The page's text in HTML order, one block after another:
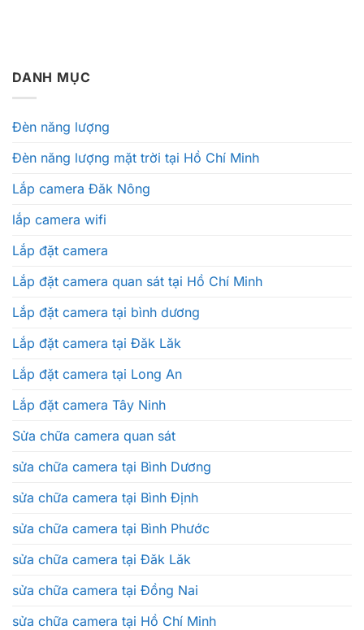
DANH MỤC
Đèn năng lượng
Đèn năng lượng mặt trời tại Hồ Chí Minh
Lắp camera Đăk Nông
lắp camera wifi
Lắp đặt camera
Lắp đặt camera quan sát tại Hồ Chí Minh
Lắp đặt camera tại bình dương
Lắp đặt camera tại Đăk Lăk
Lắp đặt camera tại Long An
Lắp đặt camera Tây Ninh
Sửa chữa camera quan sát
sửa chữa camera tại Bình Dương
sửa chữa camera tại Bình Định
sửa chữa camera tại Bình Phước
sửa chữa camera tại Đăk Lăk
sửa chữa camera tại Đồng Nai
sửa chữa camera tại Hồ Chí Minh